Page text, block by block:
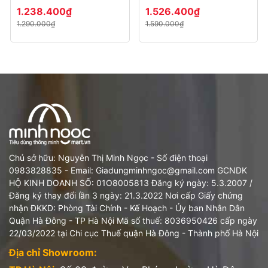
Chảo gang Lodge siêu bền
từ, bếp điện cho đến bếp củi, bếp than, bếp gas, lò nướng…
Vật liệu gang tự nhiên sẽ đảm bảo món ăn sau khi chế biến sẽ
cực kỳ thơm ngon, nóng sốt.
Chảo gang Lodge dùng tốt trên mọi loại bếp, kể cả bếp từ và lò
nướng
Khả năng chống dính tự nhiên
Chảo gang Lodge
có khả năng chống dính tự nhiên nhờ quá
trình tôi dầu, vô cùng an toàn cho sức khỏe. Chảo không chỉ lưu
giữ hương vị thơm ngon tự nhiên vốn có của thực phẩm mà còn
Wok - 16cm
1.238.400₫
1.290.000₫
gang 26cm đáy hình
nai sừng tấm
1.526.400₫
1.590.000₫
Chủ sở hữu: Nguyễn Thị Minh Ngọc - Số điện thoại
0983828835 - Email: Giadungminhngoc@gmail.com GCNDK
HỘ KINH DOANH SỐ: 01O8005813 Đăng ký ngày: 5.3.2007 /
Đăng ký thay đổi lần 3 ngày: 21.3.2022 Nơi cấp Giấy chứng
nhận ĐKKD: Phòng Tài Chính - Kế Hoạch - Ủy ban Nhân Dân
Quận Hà Đông - TP Hà Nội Mã số thuế: 8036950426 cấp ngày
22/03/2022 tại Chi cục Thuế quận Hà Đông - Thành phố Hà Nội
Địa chỉ Showroom: